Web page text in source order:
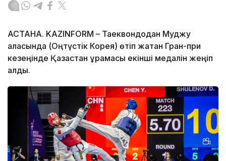
АСТАНА. KAZINFORM – Таеквондодан Муджу
қаласында (Оңтүстік Корея) өтіп жатқан Гран-при
кезеңінде Қазақстан құрамасы екінші медалін жеңіп
алды.